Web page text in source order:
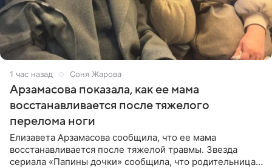
1 час назад Соня Жарова
Арзамасова показала, как ее мама
восстанавливается после тяжелого
перелома ноги
Елизавета Арзамасова сообщила, что ее мама
восстанавливается после тяжелой травмы. Звезда
сериала «Папины дочки» сообщила, что родительница